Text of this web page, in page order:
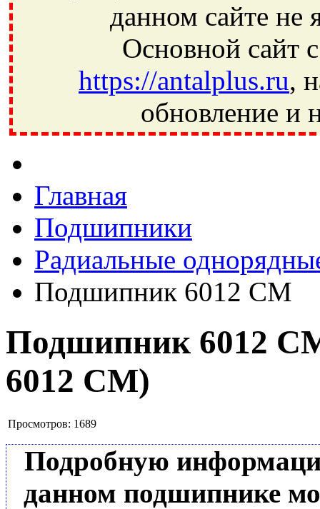
данном сайте не
Основной сайт
https://antalplus.ru,
обновление и
Ивантеевка, подшипники, пневматика, метизы, техника,
Главная
Подшипники
Радиальные
Подшипник 6012 CM
Подшипник 6012
6012 CM)
Просмотров: 1689
Подробную
данном подшипнике